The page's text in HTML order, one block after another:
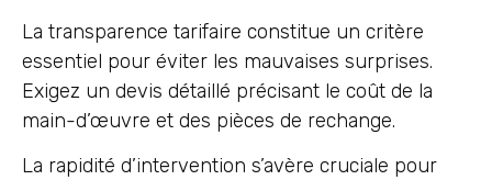
La transparence tarifaire constitue un critère
essentiel pour éviter les mauvaises surprises.
Exigez un devis détaillé précisant le coût de la
main-d’œuvre et des pièces de rechange.
La rapidité d’intervention s’avère cruciale pour